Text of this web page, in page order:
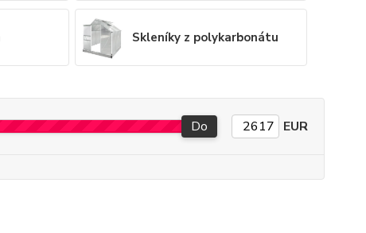
Skleníky z polykarbonátu
Do EUR